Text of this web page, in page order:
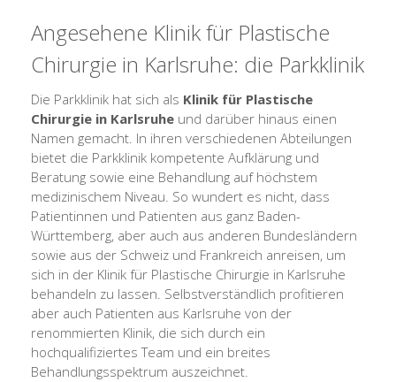
Angesehene Klinik für Plastische
Chirurgie in Karlsruhe: die Parkklinik
Die Parkklinik hat sich als Klinik für Plastische
Chirurgie in Karlsruhe und darüber hinaus einen
Namen gemacht. In ihren verschiedenen Abteilungen
bietet die Parkklinik kompetente Aufklärung und
Beratung sowie eine Behandlung auf höchstem
medizinischem Niveau. So wundert es nicht, dass
Patientinnen und Patienten aus ganz Baden-
Württemberg, aber auch aus anderen Bundesländern
sowie aus der Schweiz und Frankreich anreisen, um
sich in der Klinik für Plastische Chirurgie in Karlsruhe
behandeln zu lassen. Selbstverständlich profitieren
aber auch Patienten aus Karlsruhe von der
renommierten Klinik, die sich durch ein
hochqualifiziertes Team und ein breites
Behandlungsspektrum auszeichnet.